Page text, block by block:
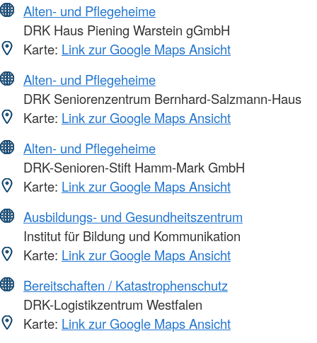
Alten- und Pflegeheime
DRK Haus Piening Warstein gGmbH
Karte: Link zur Google Maps Ansicht
Alten- und Pflegeheime
DRK Seniorenzentrum Bernhard-Salzmann-Haus
Karte: Link zur Google Maps Ansicht
Alten- und Pflegeheime
DRK-Senioren-Stift Hamm-Mark GmbH
Karte: Link zur Google Maps Ansicht
Ausbildungs- und Gesundheitszentrum
Institut für Bildung und Kommunikation
Karte: Link zur Google Maps Ansicht
Bereitschaften / Katastrophenschutz
DRK-Logistikzentrum Westfalen
Karte: Link zur Google Maps Ansicht